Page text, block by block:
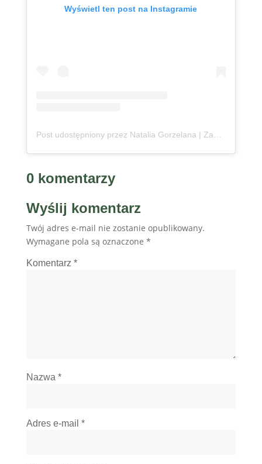
Wyświetl ten post na Instagramie
Post udostępniony przez Natalia Gorzelana | Zanzibar | Content Creator (@podroznaetacie)
0 komentarzy
Wyślij komentarz
Twój adres e-mail nie zostanie opublikowany.
Wymagane pola są oznaczone *
Komentarz *
Nazwa *
Adres e-mail *